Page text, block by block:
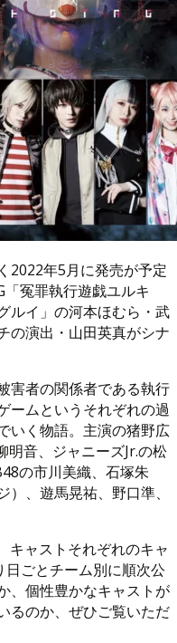
2022年5月に発売が予定
冤罪執行遊戯ユルキ
ルイ」の河本ほむら・武
の演出・山田英真がシナ
害者の関係者である執行
ームというそれぞれの過
いく物語。主演の猪野広
明音、ジャニーズJr.の松
の市川美織、石塚朱
、遊馬晃祐、野口準、
キャストそれぞれのキャ
ごとチーム別に順次公
、個性豊かなキャストが
るのか、ぜひご覧いただ